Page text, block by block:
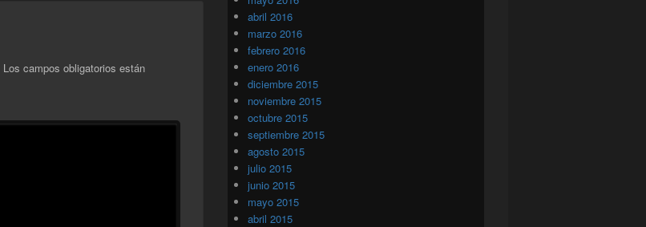
Los campos obligatorios están
abril 2016
marzo 2016
febrero 2016
enero 2016
diciembre 2015
noviembre 2015
octubre 2015
septiembre 2015
agosto 2015
julio 2015
junio 2015
mayo 2015
abril 2015